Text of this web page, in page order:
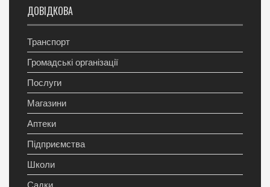
ДОВІДКОВА
Транспорт
Громадські організації
Послуги
Магазини
Аптеки
Підприємства
Школи
Садки